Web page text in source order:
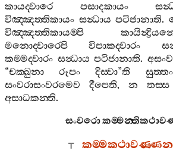
කායද‍්වාරෙ
පසාදකායං
විඤ‍්ඤත‍්තිකායං සන්‍ධාය පටිජානාති.
විඤ‍්ඤත‍්තිකායම‍්පි
මනොද‍්වාරෙපි
විපාකද‍්වාරං
කම‍්මද‍්වාරං සන්‍ධාය පටිජානාති.
“චක‍්ඛුනා රූපං දිස‍්වා”ති සුත‍්තං
සංවරාසංවරමෙව
දීපෙති, න තස‍්ස
අසාධකන‍්ති.
සංවරො